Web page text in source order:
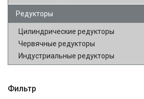
Редукторы
Цилиндрические редукторы
Червячные редукторы
Индустриальные редукторы
Фильтр